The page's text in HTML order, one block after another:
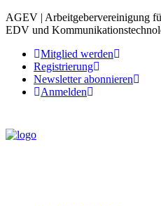
AGEV | Arbeitgebervereinigung
EDV und
Mitglied werden
Registrierung
Newsletter abonnieren
Anmelden